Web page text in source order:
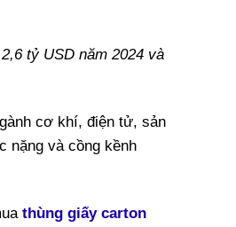
tỷ USD năm 2024 và
cơ khí, điện tử, sản
nặng và cồng kềnh
thùng giấy carton